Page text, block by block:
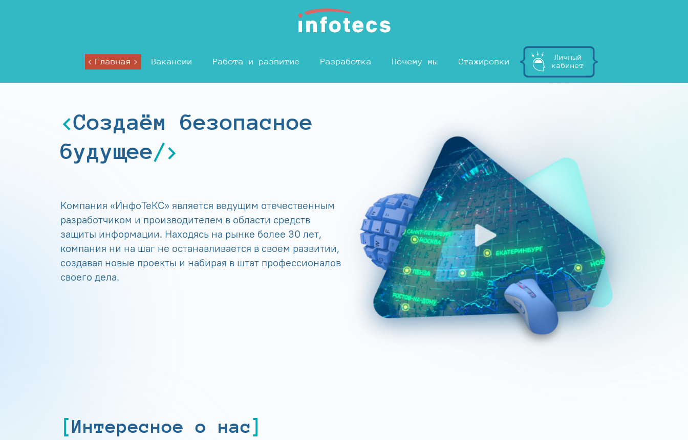
Главная Вакансии Работа и развитие Разработка Почему мы Стажировки
Личный
кабинет
Создаём безопасное
будущее
Компания «ИнфоТеКС» является ведущим отечественным
разработчиком и производителем в области средств
защиты информации. Находясь на рынке более 30 лет,
компания ни на шаг не останавливается в своем развитии,
создавая новые проекты и набирая в штат профессионалов
своего дела.
Интересное о нас